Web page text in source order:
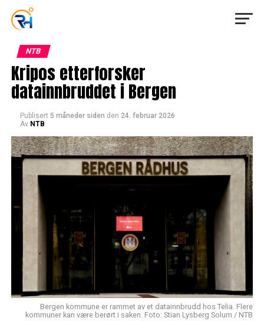
NTB
Kripos etterforsker
datainnbruddet i Bergen
Publisert 5 måneder siden den 24. februar 2026
Av NTB
Bergen kommune er rammet av et datainnbrudd hos Telia. Flere
kommuner kan være berørt i saken. Foto: Stian Lysberg Solum / NTB